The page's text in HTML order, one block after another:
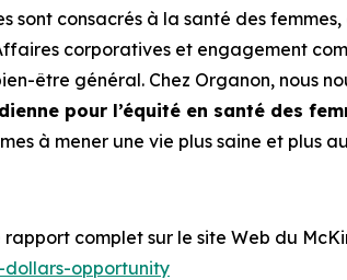
consacrés à la santé des femmes,
corporatives et engagement
être général. Chez Organon, nous
pour l’équité en santé des
à mener une vie plus saine et plus
rapport complet sur le site Web du
dollars-opportunity